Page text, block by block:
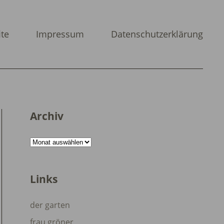
Impressum Datenschutzerklärung
Archiv
Archiv
Links
der garten